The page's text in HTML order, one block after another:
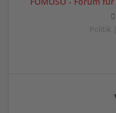
Politik